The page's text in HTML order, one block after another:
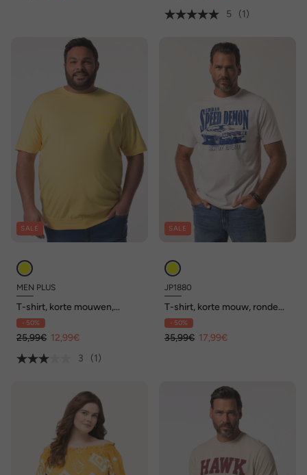
5
(1)
SALE
MEN PLUS
T-shirt, korte mouwen,
Buikfit, borstprint, tot 8 XL
- 50%
25,99€ 12,99€
3
(1)
SALE
JP1880
T-shirt, korte mouw, ronde
hals, print, tot 8XL
- 50%
35,99€ 17,99€